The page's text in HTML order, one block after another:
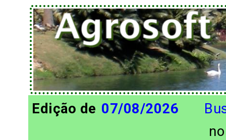
Edição de 07/08/2026